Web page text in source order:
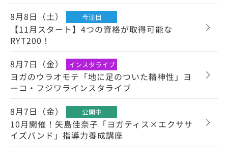
8月8日（土）
今注目
【11月スタート】4つの資格が取得可能な
RYT200！
8月7日（金）
インスタライブ
ヨガのウラオモテ「地に足のついた精神性」ヨ
ーコ・フジワラインスタライブ
8月7日（金）
公開中
10月開催！矢島佳奈子「ヨガティス×エクササ
イズバンド」指導力養成講座